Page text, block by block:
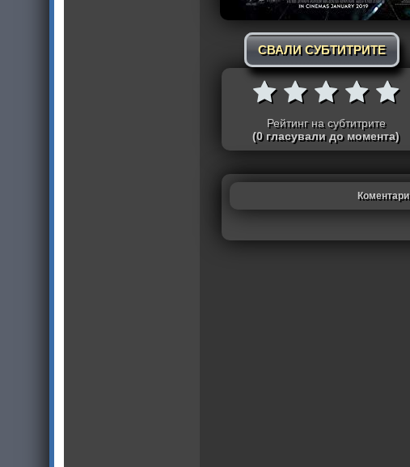
СВАЛИ СУБТИТРИТЕ
Рейтинг на субтитрите
(0 гласували до момента)
Коментари